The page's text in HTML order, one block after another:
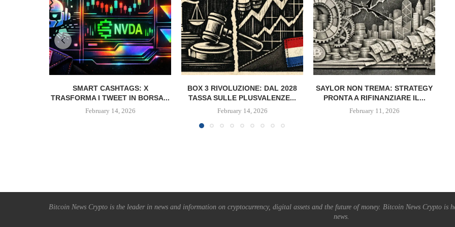
SMART CASHTAGS: X
TRASFORMA I TWEET IN BORSA...
February 14, 2026
BOX 3 RIVOLUZIONE: DAL 2028
TASSA SULLE PLUSVALENZE...
February 14, 2026
SAYLOR NON TREMA: STRATEGY
PRONTA A RIFINANZIARE IL...
February 11, 2026
Bitcoin News Crypto is the leader in news and information on cryptocurrency, digital assets and the future of money. Bitcoin News Crypto is
news.